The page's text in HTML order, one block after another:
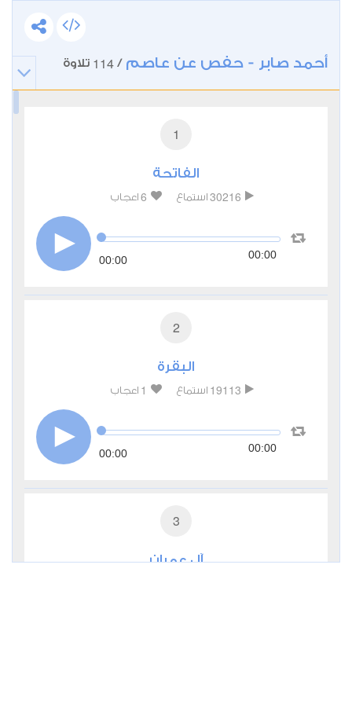
أحمد صابر - حفص عن عاصم /
114 تلاوة
1
الفاتحة
30216 استماع 6 اعجاب
00:00 00:00
2
البقرة
19113 استماع 1 اعجاب
00:00 00:00
3
آل عمران